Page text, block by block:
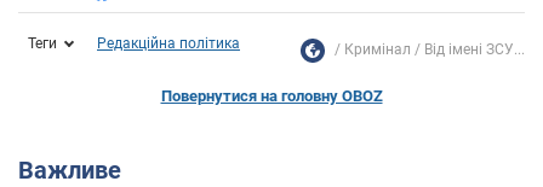
Теги Редакційна політика Кримінал Від імені ЗСУ...
Повернутися на головну OBOZ
Важливе